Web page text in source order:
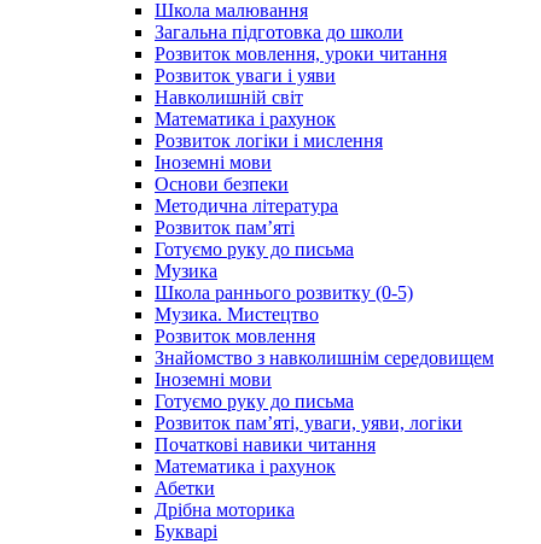
Школа малювання
Загальна підготовка до школи
Розвиток мовлення, уроки читання
Розвиток уваги і уяви
Навколишній світ
Математика і рахунок
Розвиток логіки і мислення
Іноземні мови
Основи безпеки
Методична література
Розвиток пам’яті
Готуємо руку до письма
Музика
Школа раннього розвитку (0-5)
Музика. Мистецтво
Розвиток мовлення
Знайомство з навколишнім середовищем
Іноземні мови
Готуємо руку до письма
Розвиток пам’яті, уваги, уяви, логіки
Початкові навики читання
Математика і рахунок
Абетки
Дрібна моторика
Букварі